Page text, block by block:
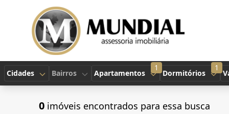
Cidades Bairros
1
Apartamentos
1
Dormitórios
0 imóveis encontrados para essa busca